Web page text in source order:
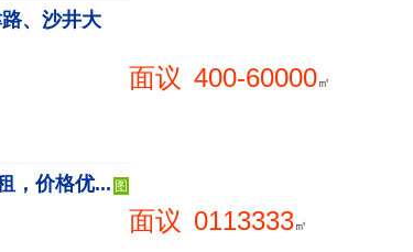
、沙井大
面议 400-60000㎡
，价格优... 图
面议 0113333㎡